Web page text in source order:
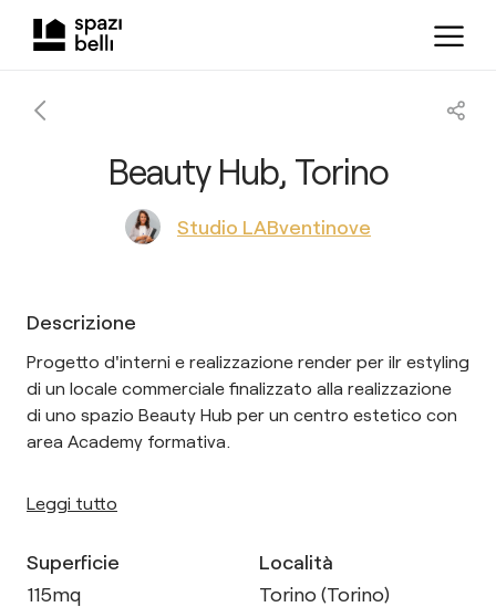
Beauty Hub, Torino
Studio LABventinove
Descrizione
Progetto d'interni e realizzazione render per ilr estyling
di un locale commerciale finalizzato alla realizzazione
di uno spazio Beauty Hub per un centro estetico con
area Academy formativa.
Leggi tutto
Superficie
115mq
Località
Torino (Torino)